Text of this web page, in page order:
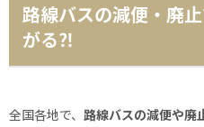
路線バスの減便・廃
がる⁈
全国各地で、 路線バスの減便や廃